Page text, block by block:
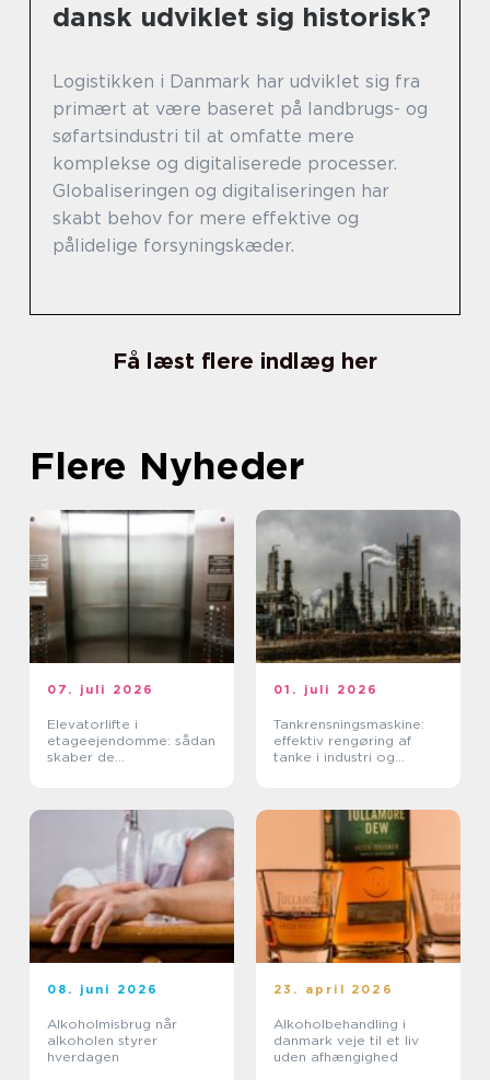
dansk udviklet sig historisk?
Logistikken i Danmark har udviklet sig fra
primært at være baseret på landbrugs- og
søfartsindustri til at omfatte mere
komplekse og digitaliserede processer.
Globaliseringen og digitaliseringen har
skabt behov for mere effektive og
pålidelige forsyningskæder.
Få læst flere indlæg her
Flere Nyheder
07. juli 2026
Elevatorlifte i
etageejendomme: sådan
skaber de
01. juli 2026
Tankrensningsmaskine:
effektiv rengøring af
tanke i industri og
08. juni 2026
Alkoholmisbrug når
alkoholen styrer
hverdagen
23. april 2026
Alkoholbehandling i
danmark veje til et liv
uden afhængighed